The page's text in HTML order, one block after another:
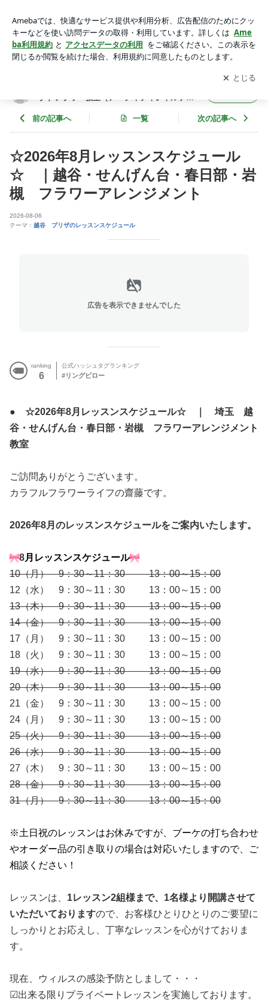
春日部・岩槻 フラワーアレンジメント | 越谷・せんげん台・
春日部・岩槻 プリザーブドフラワー教室（アーティフィシャ
ルフラワー・ドライフラワーも扱っています）
アプリをダウンロードして ブログの更新通知
を受け取りまし
ょう。
開く
ブドフラワー教室（アーティフィシャルフラ
前の記事へ 一覧 次の記事へ
☆2026年8月レッスンスケジュール
☆ ｜越谷・せんげん台・春日部・岩
槻 フラワーアレンジメント
2026-08-06
テーマ： 越谷 プリザのレッスンスケジュール
広告を表示できませんでした
ranking
6
公式ハッシュタグランキング
リングピロー
● ☆2026年8月レッスンスケジュール☆ ｜ 埼玉 越
谷・せんげん台・春日部・岩槻 フラワーアレンジメント
教室
ご訪問ありがとうございます。
カラフルフラワーライフの齋藤です。
2026年8月のレッスンスケジュールをご案内いたします。
8月レッスンスケジュール
10（月） 9：30～11：30 13：00～15：00
12（水） 9：30～11：30 13：00～15：00
13（木） 9：30～11：30 13：00～15：00
14（金） 9：30～11：30 13：00～15：00
17（月） 9：30～11：30 13：00～15：00
18（火） 9：30～11：30 13：00～15：00
19（水） 9：30～11：30 13：00～15：00
20（木） 9：30～11：30 13：00～15：00
21（金） 9：30～11：30 13：00～15：00
24（月） 9：30～11：30 13：00～15：00
25（火） 9：30～11：30 13：00～15：00
26（水） 9：30～11：30 13：00～15：00
27（木） 9：30～11：30 13：00～15：00
28（金） 9：30～11：30 13：00～15：00
31（月） 9：30～11：30 13：00～15：00
※土日祝のレッスンはお休みですが、ブーケの打ち合わせ
やオーダー品の引き取りの場合は対応いたしますので、ご
相談ください！
レッスンは、 1レッスン2組様まで、1名様より開講させて
いただいておりますので、お客様ひとりひとりのご要望に
しっかりとお応えし、丁寧なレッスンを心がけておりま
す。
現在、ウィルスの感染予防としまして・・・
☑出来る限りプライベートレッスンを実施しております。